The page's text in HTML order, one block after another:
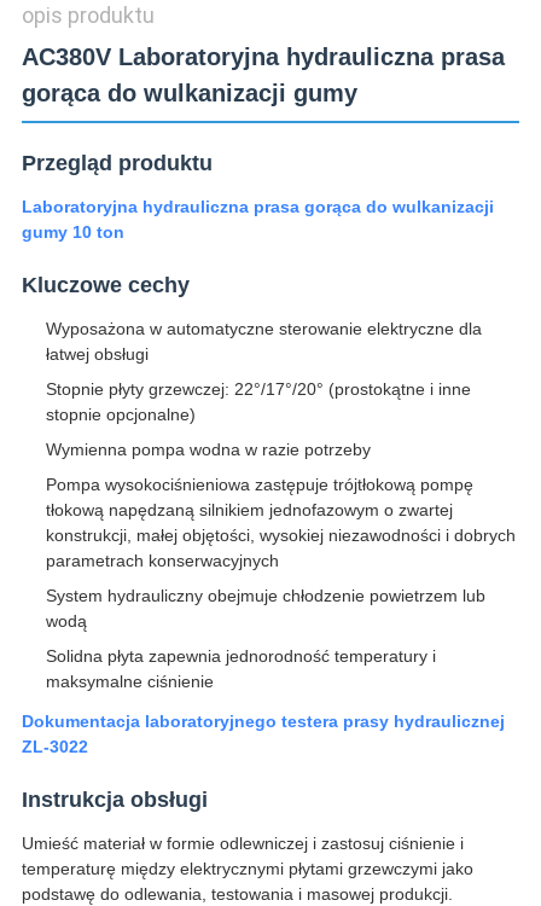
opis produktu
AC380V Laboratoryjna hydrauliczna prasa
gorąca do wulkanizacji gumy
Przegląd produktu
Laboratoryjna hydrauliczna prasa gorąca do wulkanizacji
gumy 10 ton
Kluczowe cechy
Wyposażona w automatyczne sterowanie elektryczne dla
łatwej obsługi
Stopnie płyty grzewczej: 22°/17°/20° (prostokątne i inne
stopnie opcjonalne)
Wymienna pompa wodna w razie potrzeby
Pompa wysokociśnieniowa zastępuje trójtłokową pompę
tłokową napędzaną silnikiem jednofazowym o zwartej
konstrukcji, małej objętości, wysokiej niezawodności i dobrych
parametrach konserwacyjnych
System hydrauliczny obejmuje chłodzenie powietrzem lub
wodą
Solidna płyta zapewnia jednorodność temperatury i
maksymalne ciśnienie
Dokumentacja laboratoryjnego testera prasy hydraulicznej
ZL-3022
Instrukcja obsługi
Umieść materiał w formie odlewniczej i zastosuj ciśnienie i
temperaturę między elektrycznymi płytami grzewczymi jako
podstawę do odlewania, testowania i masowej produkcji.